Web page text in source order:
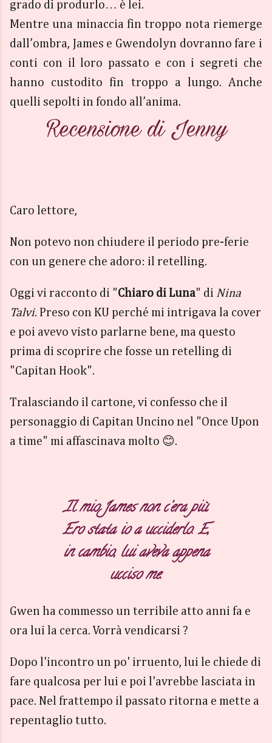
grado di produrlo… è lei.
Mentre una minaccia fin troppo nota riemerge
dall’ombra, James e Gwendolyn dovranno fare i
conti con il loro passato e con i segreti che
hanno custodito fin troppo a lungo. Anche
quelli sepolti in fondo all’anima.
Caro lettore,
Non potevo non chiudere il periodo pre-ferie
con un genere che adoro: il retelling.
Oggi vi racconto di "Chiaro di Luna" di Nina
Talvi. Preso con KU perché mi intrigava la cover
e poi avevo visto parlarne bene, ma questo
prima di scoprire che fosse un retelling di
"Capitan Hook".
Tralasciando il cartone, vi confesso che il
personaggio di Capitan Uncino nel "Once Upon
a time" mi affascinava molto 😊.
Il mio James non c’era più.
Ero stata io a ucciderlo. E,
in cambio, lui aveva appena
ucciso me.
Gwen ha commesso un terribile atto anni fa e
ora lui la cerca. Vorrà vendicarsi ?
Dopo l'incontro un po' irruento, lui le chiede di
fare qualcosa per lui e poi l'avrebbe lasciata in
pace. Nel frattempo il passato ritorna e mette a
repentaglio tutto.